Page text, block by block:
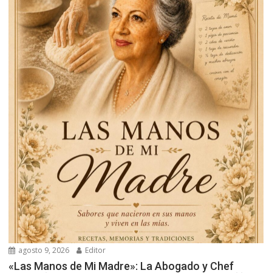
agosto 9, 2026 Editor
«Las Manos de Mi Madre»: La Abogado y Chef